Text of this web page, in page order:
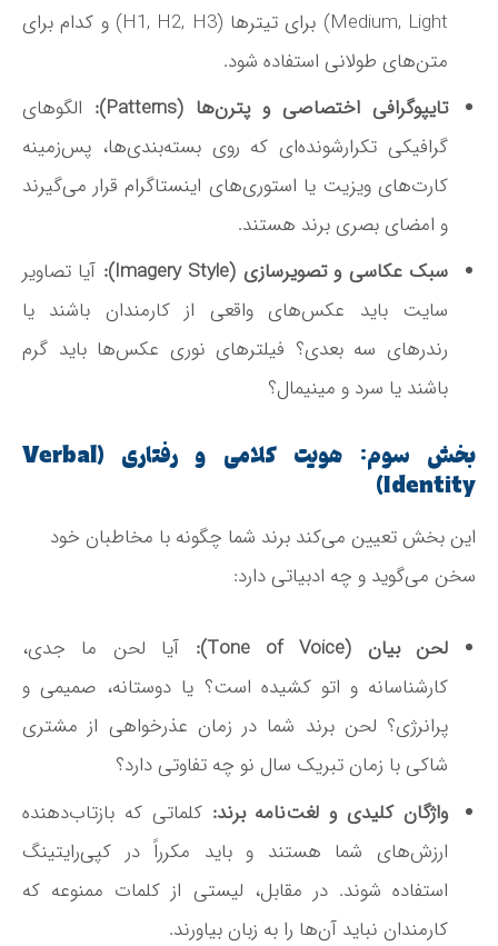
Medium, Light) برای تیترها (H1, H2, H3) و کدام برای
متن‌های طولانی استفاده شود.
تایپوگرافی اختصاصی و پترن‌ها (Patterns):
الگوهای
گرافیکی تکرارشونده‌ای که روی بسته‌بندی‌ها، پس‌زمینه
کارت‌های ویزیت یا استوری‌های اینستاگرام قرار می‌گیرند
و امضای بصری برند هستند.
سبک عکاسی و تصویرسازی (Imagery Style):
آیا تصاویر
سایت باید عکس‌های واقعی از کارمندان باشند یا
رندرهای سه بعدی؟ فیلترهای نوری عکس‌ها باید گرم
باشند یا سرد و مینیمال؟
بخش سوم: هویت کلامی و رفتاری (Verbal
Identity)
این بخش تعیین می‌کند برند شما چگونه با مخاطبان خود
سخن می‌گوید و چه ادبیاتی دارد:
لحن بیان (Tone of Voice):
آیا لحن ما جدی،
کارشناسانه و اتو کشیده است؟ یا دوستانه، صمیمی و
پرانرژی؟ لحن برند شما در زمان عذرخواهی از مشتری
شاکی با زمان تبریک سال نو چه تفاوتی دارد؟
واژگان کلیدی و لغت‌نامه برند: کلماتی که بازتاب‌دهنده
ارزش‌های شما هستند و باید مکرراً در کپی‌رایتینگ
استفاده شوند. در مقابل، لیستی از کلمات ممنوعه که
کارمندان نباید آن‌ها را به زبان بیاورند.